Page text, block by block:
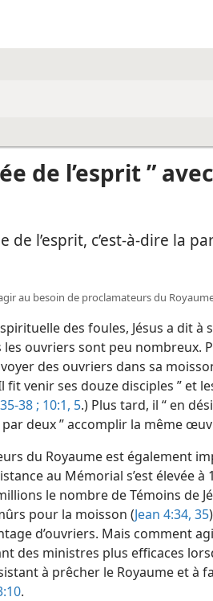
de l’esprit ” avec
de l’esprit, c’est-à-dire la
au besoin de proclamateurs du
des foules, Jésus a dit à
ouvriers sont peu nombreux.
des ouvriers dans sa
fit venir ses douze disciples ” et
38 ; 10:1, 5.) Plus tard, il “ en
deux ” accomplir la même
du Royaume est également
au Mémorial s’est élevée à
le nombre de Témoins de
pour la moisson (Jean 4:34, 35
d’ouvriers. Mais comment
des ministres plus efficaces
à prêcher le Royaume et à
.